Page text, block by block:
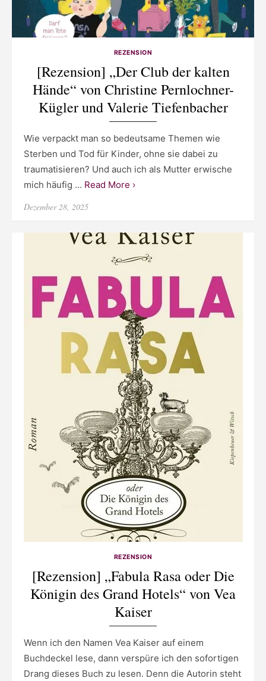
REZENSION
[Rezension] „Der Club der kalten
Hände“ von Christine Pernlochner-
Kügler und Valerie Tiefenbacher
Wie verpackt man so bedeutsame Themen wie
Sterben und Tod für Kinder, ohne sie dabei zu
traumatisieren? Und auch ich als Mutter erwische
mich häufig … Read More ›
Posted
Dezember 28, 2025
REZENSION
[Rezension] „Fabula Rasa oder Die
Königin des Grand Hotels“ von Vea
Kaiser
Wenn ich den Namen Vea Kaiser auf einem
Buchdeckel lese, dann verspüre ich den sofortigen
Drang dieses Buch zu lesen. Denn die Autorin steht